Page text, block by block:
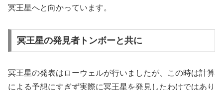
冥王星へと向かっています。
冥王星の発見者トンボーと共に
冥王星の発表はローウェルが行いましたが、この時は計算
による予想にすぎず実際に冥王星を発見したわけではあり